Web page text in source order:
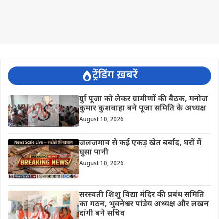
ट्रेंडिंग ख़बरें
दुर्गा पूजा को लेकर ग्रामीणों की बैठक, मनोज
कुमार कुशवाहा बने पूजा समिति के अध्यक्ष
August 10, 2026
जलजमाव से कई एकड़ खेत बर्बाद, घरों में
घुसा पानी
August 10, 2026
सरस्वती शिशु विद्या मंदिर की प्रबंध समिति
का गठन, भुवनेश्वर पांडेय अध्यक्ष और लखन
दांगी बने सचिव